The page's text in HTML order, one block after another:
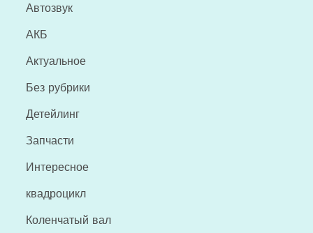
Автозвук
АКБ
Актуальное
Без рубрики
Детейлинг
Запчасти
Интересное
квадроцикл
Коленчатый вал